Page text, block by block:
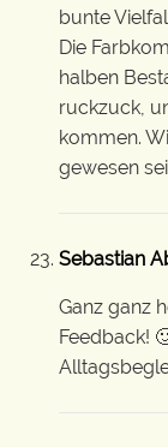
bunte
Die
halben
ruckzuck,
kommen.
gewesen
Sebastian
Ganz ganz
Feedback!